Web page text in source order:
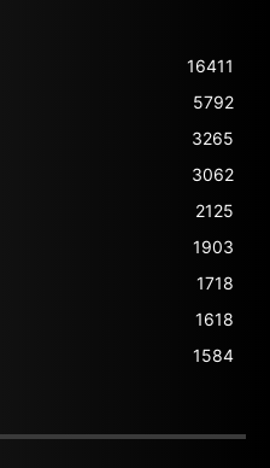
16411
5792
3265
3062
2125
1903
1718
1618
1584